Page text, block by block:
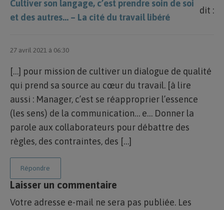
Cultiver son langage, c’est prendre soin de soi
et des autres… – La cité du travail libéré
dit :
27 avril 2021 à 06:30
[…] pour mission de cultiver un dialogue de qualité
qui prend sa source au cœur du travail. [à lire
aussi : Manager, c’est se réapproprier l’essence
(les sens) de la communication… e… Donner la
parole aux collaborateurs pour débattre des
règles, des contraintes, des […]
Répondre
Laisser un commentaire
Votre adresse e-mail ne sera pas publiée. Les